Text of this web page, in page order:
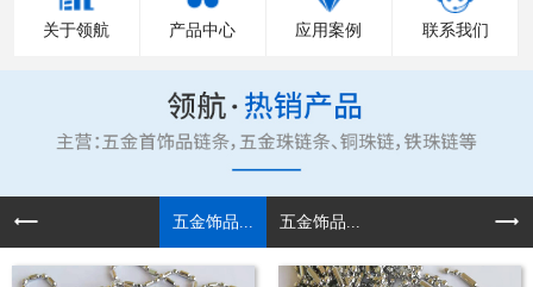
关于领航 产品中心 应用案例 联系我们
五金饰品... 五金饰品...